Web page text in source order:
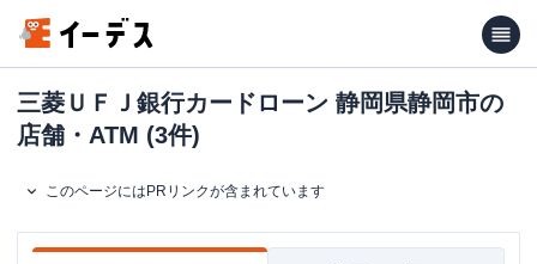
三菱ＵＦＪ銀行カードローン 静岡県静岡市の
店舗・ATM (3件)
このページにはPRリンクが含まれています